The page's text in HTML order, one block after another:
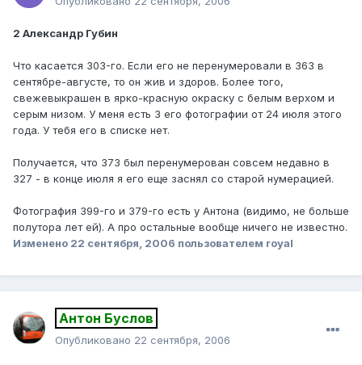
2 Александр Губин
Что касается 303-го. Если его не перенумеровали в 363 в
сентябре-августе, то он жив и здоров. Более того,
свежевыкрашен в ярко-красную окраску с белым верхом и
серым низом. У меня есть 3 его фотографии от 24 июля этого
года. У тебя его в списке нет.
Получается, что 373 был перенумерован совсем недавно в
327 - в конце июля я его еще заснял со старой нумерацией.
Фотография 399-го и 379-го есть у Антона (видимо, не больше
полутора лет ей). А про остальные вообще ничего не известно.
Изменено 22 сентября, 2006 пользователем royal
Антон Буслов
Опубликовано 22 сентября, 2006